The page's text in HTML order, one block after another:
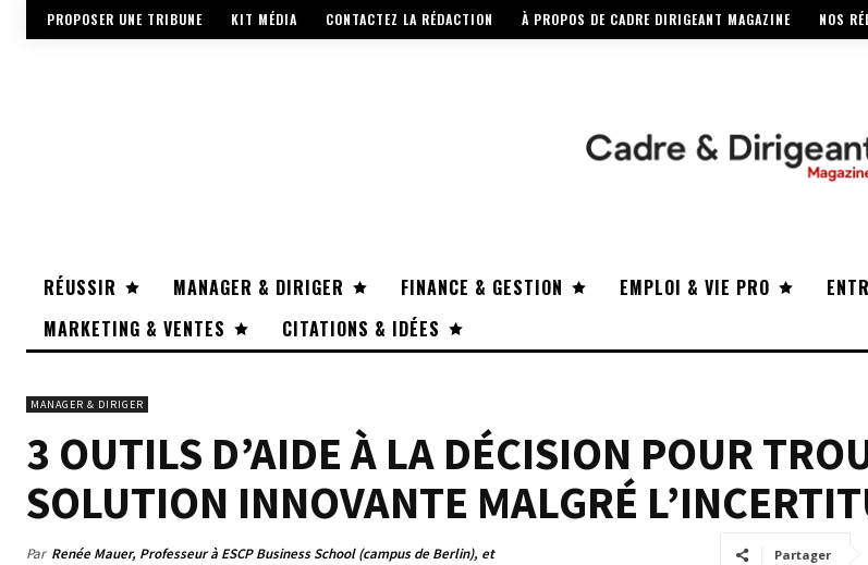
PROPOSER UNE TRIBUNE KIT MÉDIA CONTACTEZ LA RÉDACTION À PROPOS DE CADRE DIRIGEANT MAGAZINE NOS
RÉUSSIR MANAGER & DIRIGER FINANCE & GESTION EMPLOI & VIE PRO
MARKETING & VENTES
CITATIONS & IDÉES
MANAGER & DIRIGER
3 OUTILS D’AIDE À LA DÉCISION POUR
SOLUTION INNOVANTE MALGRÉ
Par Renée Mauer, Professeur à ESCP Business School (campus de Berlin), et
Partager